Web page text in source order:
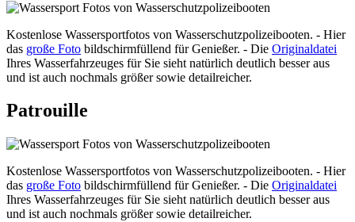
Kostenlose Wassersportfotos von Wasserschutzpolizeibooten. - Hier
das große Foto bildschirmfüllend für Genießer. - Die Originaldatei
Ihres Wasserfahrzeuges für Sie sieht natürlich deutlich besser aus
und ist auch nochmals größer sowie detailreicher.
Patrouille
Kostenlose Wassersportfotos von Wasserschutzpolizeibooten. - Hier
das große Foto bildschirmfüllend für Genießer. - Die Originaldatei
Ihres Wasserfahrzeuges für Sie sieht natürlich deutlich besser aus
und ist auch nochmals größer sowie detailreicher.